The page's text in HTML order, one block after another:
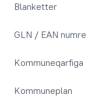
Blanketter
GLN / EAN numre
Kommuneqarfiga
Kommuneplan